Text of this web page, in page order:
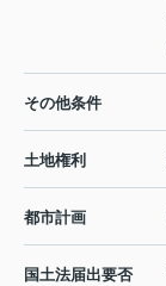
その他条件
土地権利
都市計画
国土法届出要否